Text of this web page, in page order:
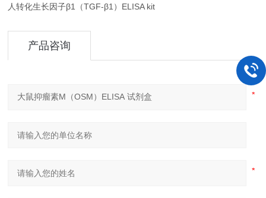
人转化生长因子β1（TGF-β1）ELISA kit
产品咨询